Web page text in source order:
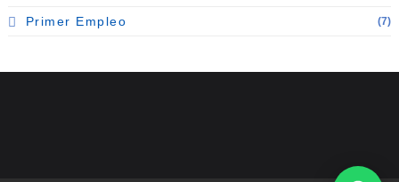
Primer Empleo (7)